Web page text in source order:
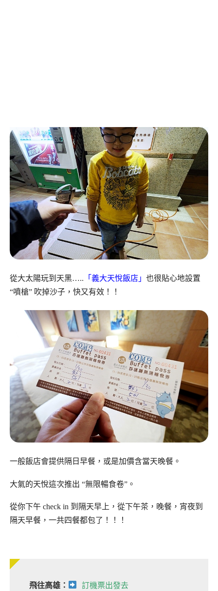
從大太陽玩到天黑….. 「義大天悅飯店」 也很貼心地設置
“噴槍” 吹掉沙子，快又有效！！
一般飯店會提供隔日早餐，或是加價含當天晚餐。
大氣的天悅這次推出 “無限暢食卷”。
從你下午 check in 到隔天早上，從下午茶，晚餐，宵夜到
隔天早餐，一共四餐都包了！！！
飛往高雄： 訂機票出發去